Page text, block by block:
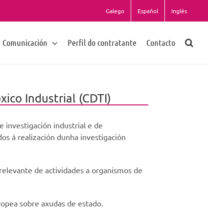
Galego Español Inglés
Comunicación Perfil do contratante Contacto
Industrial (CDTI)
investigación industrial e de
á realización dunha investigación
de actividades a organismos de
sobre axudas de estado.